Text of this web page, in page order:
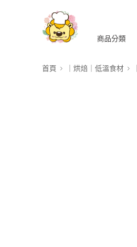
商品分類
首頁 ｜烘焙｜低溫食材